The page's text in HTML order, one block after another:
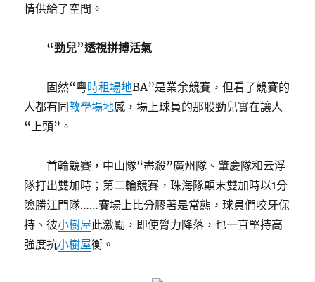
情供給了空間。
“勁兒”透視拼搏活氣
固然“粵時租場地BA”是業余競賽，但看了競賽的
人都有同教學場地感，場上球員的那股勁兒實在讓人
“上頭”。
首輪競賽，中山隊“盡殺”廣州隊、肇慶隊和云浮
隊打出雙加時；第二輪競賽，珠海隊顛末雙加時以1分
險勝江門隊……賽場上比分膠著是常態，球員們咬牙保
持、彼小樹屋此激勵，即使膂力降落，也一直堅持高
強度抗小樹屋衡。